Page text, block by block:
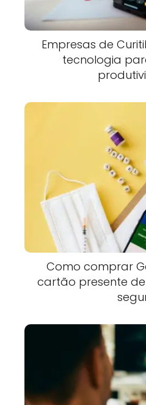
Empresas de
tecnologia
Como comprar
cartão presente